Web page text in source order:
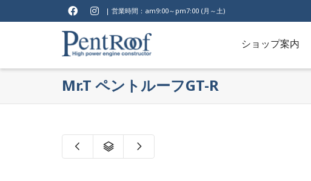
| 営業時間：am9:00～pm7:00 (月～土)
ショップ案内
Mr.T ペントルーフGT-R